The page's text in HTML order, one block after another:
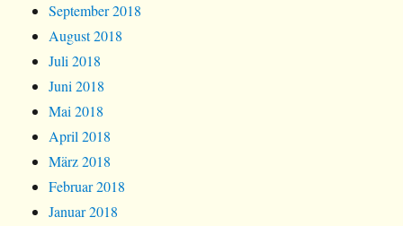
September 2018
August 2018
Juli 2018
Juni 2018
Mai 2018
April 2018
März 2018
Februar 2018
Januar 2018